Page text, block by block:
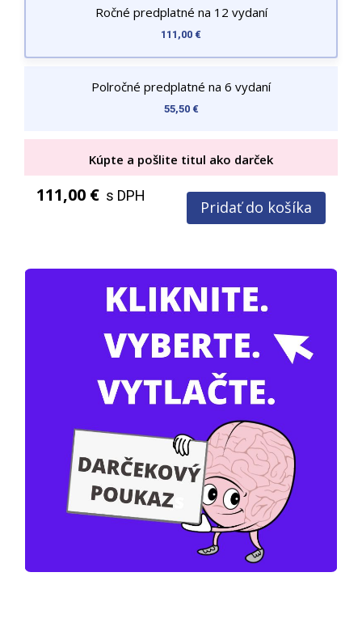
Ročné predplatné na 12 vydaní
111,00 €
Polročné predplatné na 6 vydaní
55,50 €
Kúpte a pošlite titul ako darček
111,00 € s DPH
Pridať do košíka